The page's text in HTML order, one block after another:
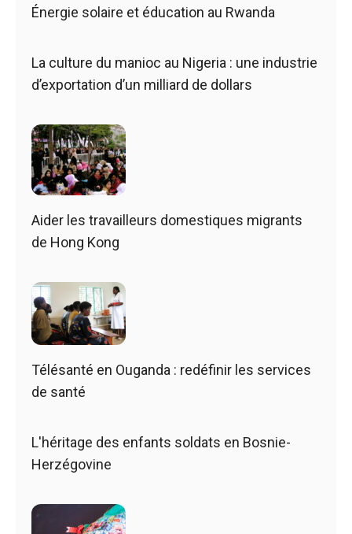
Énergie solaire et éducation au Rwanda
La culture du manioc au Nigeria : une industrie
d’exportation d’un milliard de dollars
Aider les travailleurs domestiques migrants
de Hong Kong
Télésanté en Ouganda : redéfinir les services
de santé
L'héritage des enfants soldats en Bosnie-
Herzégovine